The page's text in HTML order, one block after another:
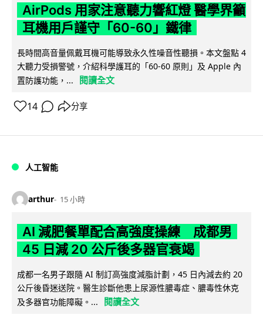
AirPods 用家注意聽力響紅燈 醫學界籲
耳機用戶謹守「60-60」鐵律
長時間高音量佩戴耳機可能導致永久性噪音性聽損。本文盤點 4
大聽力受損警號，介紹科學護耳的「60-60 原則」及 Apple 內
置防護功能，...
閱讀全文
14 分享
人工智能
arthur 15 小時
AI 減肥餐單配合高強度操練 成都男
45 日減 20 公斤後多器官衰竭
成都一名男子跟隨 AI 制訂高強度減脂計劃，45 日內減去約 20
公斤後昏迷送院。醫生診斷他患上尿源性膿毒症、膿毒性休克
及多器官功能障礙。...
閱讀全文